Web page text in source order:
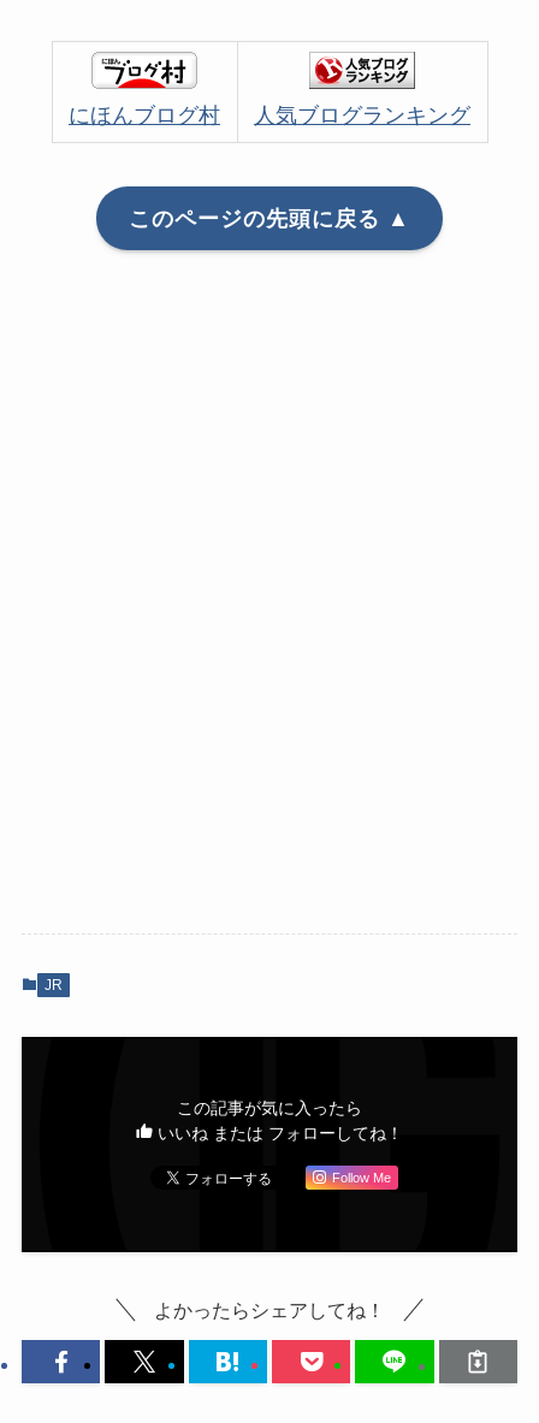
にほんブログ村 人気ブログランキング
このページの先頭に戻る ▲
JR
この記事が気に入ったら
いいね または フォローしてね！
Follow Me
よかったらシェアしてね！